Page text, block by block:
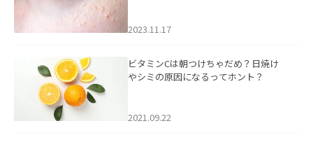
2023.11.17
ビタミンCは朝つけちゃだめ？日焼け
やシミの原因になるってホント？
2021.09.22